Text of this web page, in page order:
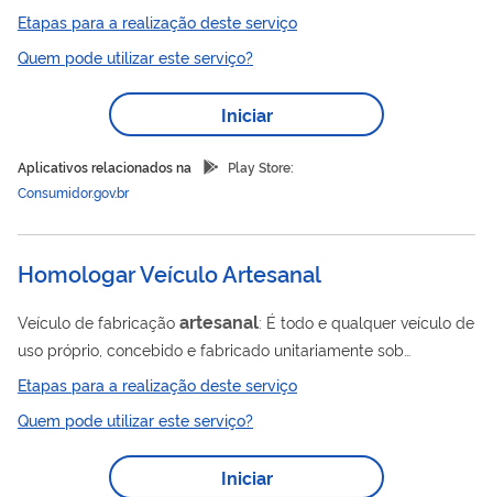
solução de conflitos de consumo pela internet. O consumidor
registra sua reclamação, a empresa trata e responde, a
Senacon e os Procons monitoram, e por fim, o consumidor
avalia o atendimento da empresa. O serviço pode ser
acessado via internet ou aplicativo móvel.
Etapas para a realização deste serviço
Quem pode utilizar este serviço?
Iniciar
Aplicativos relacionados na
Play Store:
Consumidor.gov.br
Homologar Veículo Artesanal
Veículo de fabricação artesanal: É todo e qualquer veículo de
uso próprio, concebido e fabricado unitariamente sob
responsabilidade individual de pessoa natural ou jurídica,
atendendo a todos os preceitos de construção veicular. A
emissão do Certificado de Adequação a Legislação de Trânsito
(CAT), com o código específico de marca/modelo/versão do
Registro Nacional de Veículos Automotores (Renavam),
Etapas para a realização deste serviço
Quem pode utilizar este serviço?
Iniciar